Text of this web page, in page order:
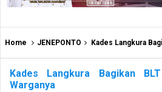
Home JENEPONTO Kades Langkura
Kades Langkura Bagikan
Warganya